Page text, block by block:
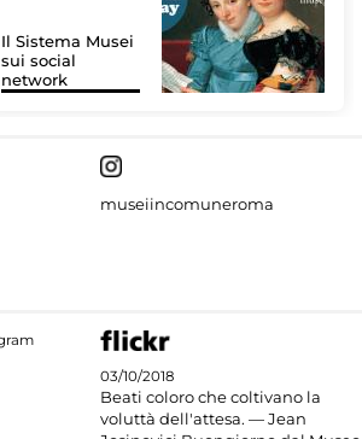
Il Sistema Musei
sui social
network
museiincomuneroma
03/10/2018
Beati coloro che coltivano la
voluttà dell'attesa. — Jean